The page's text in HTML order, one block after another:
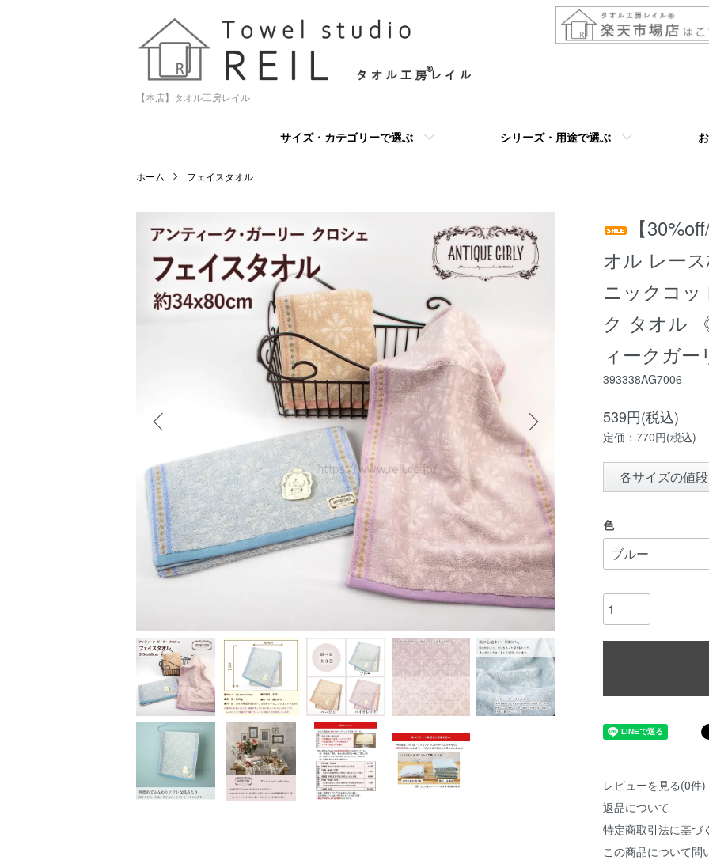
【本店】タオル工房レイル
サイズ・カテゴリーで選ぶ シリーズ・用途で選ぶ
ホーム フェイスタオル
【
オル レー
ニックコッ
ク タオル
ィークガー
393338AG7006
539円(税込)
定価：770円(税込)
各サイズの値
色
レビューを見る(0件)
返品について
特定商取引法に基づ
この商品について問